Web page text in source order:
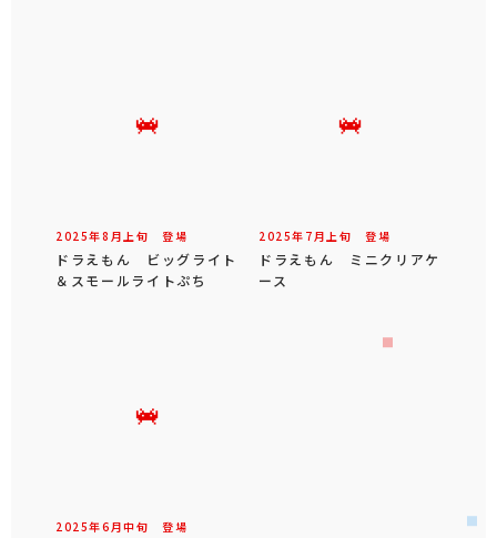
2025年8 月 上旬 登場
ドラえもん ビッグライト
＆スモールライトぷち
2025年 7 月 上旬 登場
ドラえもん ミニクリアケ
ース
2025年6 月中旬 登場